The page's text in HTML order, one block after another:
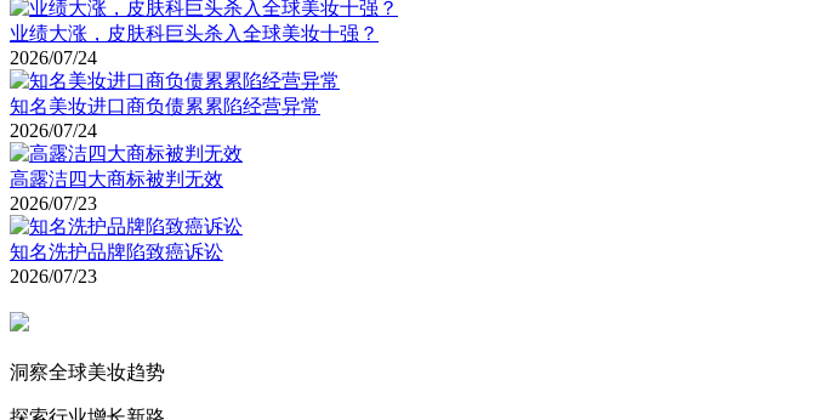
业绩大涨，皮肤科巨头杀入全球美妆十强？
2026/07/24
知名美妆进口商负债累累陷经营异常
2026/07/24
高露洁四大商标被判无效
2026/07/23
知名洗护品牌陷致癌诉讼
2026/07/23
洞察全球美妆趋势